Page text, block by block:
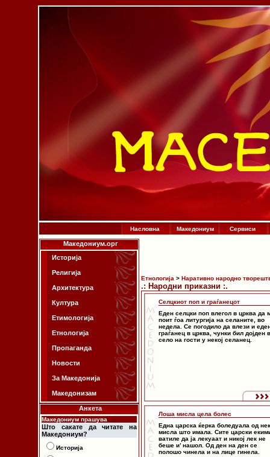
Насловна Македониум Сервиси
Македониум.орг
Историја
Религија
Архитектура
Култура
Етимологија
Етнологија
Пропаганда
Новости
За Македонија
Македонизам
Анкета
Македониум прашува
Што сакате да читате на
Македониум?
Историја
Етнологија > Наративно народно
.: Народни приказни :.
Селцкиот поп и граѓанецот
Еден селцки поп влегол в црква да
поит ѓоа литургија на селаните, во
недела. Се погодило да влези и
граѓанец в црква, чунки бил дојден в
село на гости у некој селанец.
Лоша мисла цела болес
Една царска ќерка боледуала од
мисла што имала. Сите царски
ватиле да ја лекуаат и никој лек не
беше и’ нашол. Од ден на ден се
полошо чинела и на лице гинела.